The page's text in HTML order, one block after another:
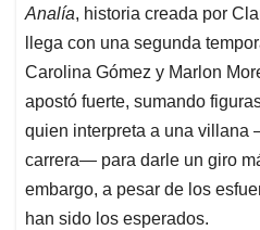
p
p
o
k
I
n
s
Analía, historia creada por
llega con una segunda
Carolina Gómez y Marlon
apostó fuerte, sumando
quien interpreta a una villana
carrera— para darle un giro
embargo, a pesar de los
han sido los esperados.